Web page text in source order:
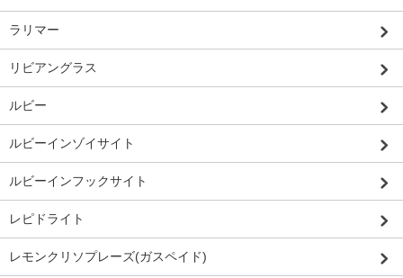
ラリマー
リビアングラス
ルビー
ルビーインゾイサイト
ルビーインフックサイト
レピドライト
レモンクリソプレーズ(ガスペイド)